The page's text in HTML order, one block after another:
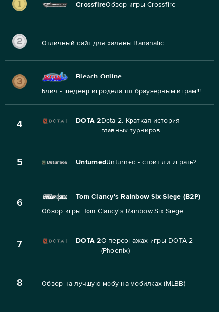
CrossfireОбзор игры Crossfire
Отличный сайт для халявы Bananatic
Bleach Online
Блич - шедевр игродела по браузерным играм!!!
4 DOTA 2Dota 2. Краткая история
главных турниров.
5 UnturnedUnturned - стоит ли играть?
6
Tom Clancy's Rainbow Six Siege (B2P)
Обзор игры Tom Clancy's Rainbow Six Siege
7 DOTA 2О персонажах игры DOTA 2
(Phoenix)
8 Обзор на лучшую мобу на мобилках (MLBB)